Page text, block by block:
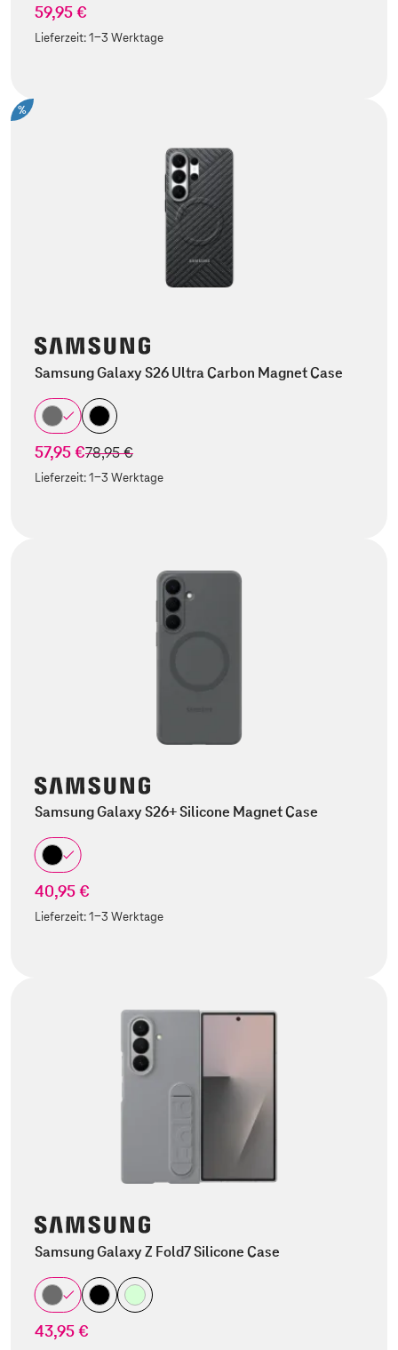
59,95 €
Lieferzeit:1-3 Werktage
%
Samsung Galaxy S26 Ultra Carbon Magnet Case
57,95 €statt
78,95 €
Lieferzeit:1-3 Werktage
Samsung Galaxy S26+ Silicone Magnet Case
40,95 €
Lieferzeit:1-3 Werktage
Samsung Galaxy Z Fold7 Silicone Case
43,95 €